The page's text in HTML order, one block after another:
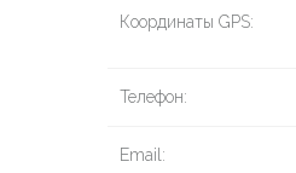
Координаты GPS:
Телефон:
Email: